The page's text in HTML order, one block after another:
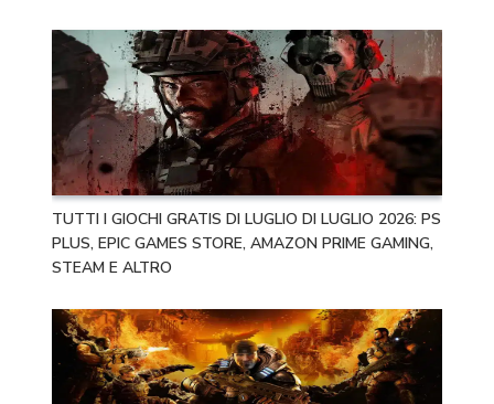
TUTTI I GIOCHI GRATIS DI LUGLIO DI LUGLIO 2026: PS
PLUS, EPIC GAMES STORE, AMAZON PRIME GAMING,
STEAM E ALTRO